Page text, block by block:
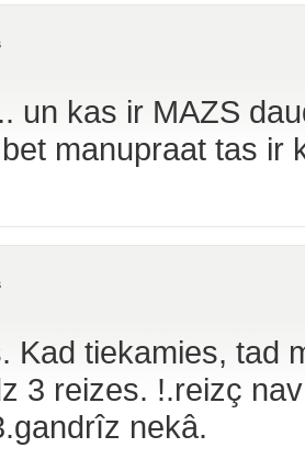
un kas ir MAZS
manupraat tas ir
Kad tiekamies, tad
3 reizes. !.reizç
nekâ.